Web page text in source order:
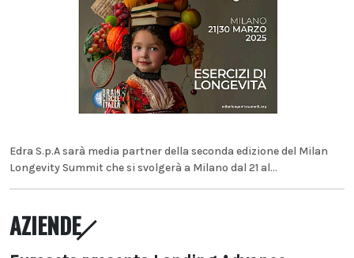
Edra S.p.A sarà media partner della seconda edizione del Milan
Longevity Summit che si svolgerà a Milano dal 21 al...
AZIENDE